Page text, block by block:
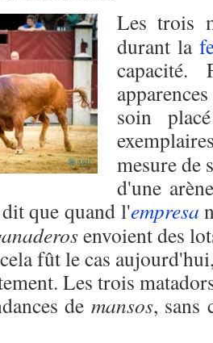
Les trois
durant la
capacité.
soin
mesure de
d'une
que quand l'empresa
envoient des
fût le cas
Les trois
de mansos, sans